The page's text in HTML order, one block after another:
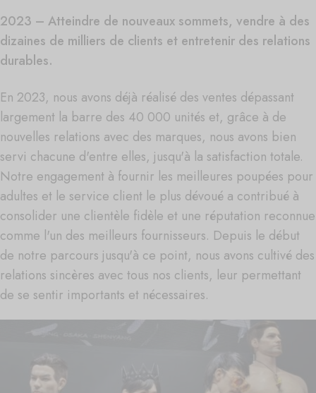
2023 – Atteindre de nouveaux sommets, vendre à des
dizaines de milliers de clients et entretenir des relations
durables.
En 2023, nous avons déjà réalisé des ventes dépassant
largement la barre des 40 000 unités et, grâce à de
nouvelles relations avec des marques, nous avons bien
servi chacune d'entre elles, jusqu'à la satisfaction totale.
Notre engagement à fournir les meilleures poupées pour
adultes et le service client le plus dévoué a contribué à
consolider une clientèle fidèle et une réputation reconnue
comme l'un des meilleurs fournisseurs. Depuis le début
de notre parcours jusqu'à ce point, nous avons cultivé des
relations sincères avec tous nos clients, leur permettant
de se sentir importants et nécessaires.